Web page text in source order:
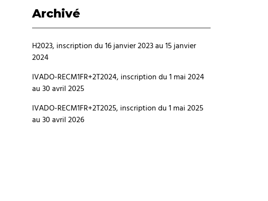
Archivé
H2023, inscription du 16 janvier 2023 au 15 janvier
2024
IVADO-RECM1FR+2T2024, inscription du 1 mai 2024
au 30 avril 2025
IVADO-RECM1FR+2T2025, inscription du 1 mai 2025
au 30 avril 2026